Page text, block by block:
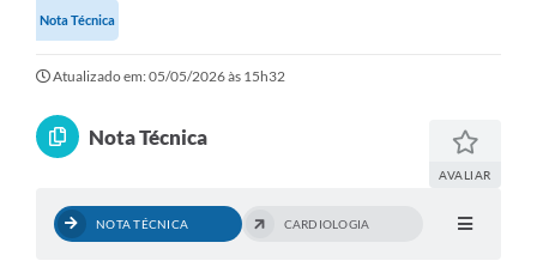
Nota Técnica
Atualizado em: 05/05/2026 às 15h32
Nota Técnica
AVALIAR
NOTA TÉCNICA CARDIOLOGIA